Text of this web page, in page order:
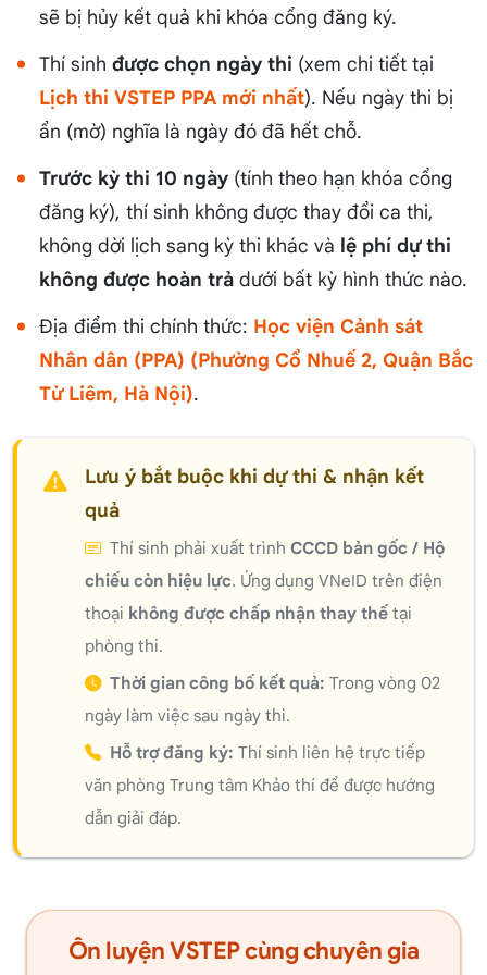
sẽ bị hủy kết quả khi khóa cổng đăng ký.
Thí sinh được chọn ngày thi (xem chi tiết tại
Lịch thi VSTEP PPA mới nhất). Nếu ngày thi bị
ẩn (mờ) nghĩa là ngày đó đã hết chỗ.
Trước kỳ thi 10 ngày (tính theo hạn khóa cổng
đăng ký), thí sinh không được thay đổi ca thi,
không dời lịch sang kỳ thi khác và lệ phí dự thi
không được hoàn trả dưới bất kỳ hình thức nào.
Địa điểm thi chính thức: Học viện Cảnh sát
Nhân dân (PPA) (Phường Cổ Nhuế 2, Quận Bắc
Từ Liêm, Hà Nội).
Lưu ý bắt buộc khi dự thi & nhận kết
quả
Thí sinh phải xuất trình CCCD bản gốc / Hộ
chiếu còn hiệu lực. Ứng dụng VNeID trên điện
thoại không được chấp nhận thay thế tại
phòng thi.
Thời gian công bố kết quả: Trong vòng 02
ngày làm việc sau ngày thi.
Hỗ trợ đăng ký: Thí sinh liên hệ trực tiếp
văn phòng Trung tâm Khảo thí để được hướng
dẫn giải đáp.
Ôn luyện VSTEP cùng chuyên gia